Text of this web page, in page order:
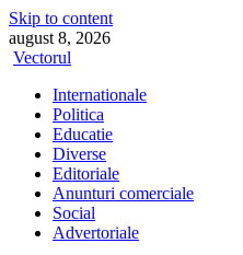
Skip to content
august 8, 2026
Vectorul
Internationale
Politica
Educatie
Diverse
Editoriale
Anunturi comerciale
Social
Advertoriale